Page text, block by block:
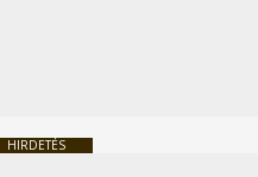
HIRDETÉS